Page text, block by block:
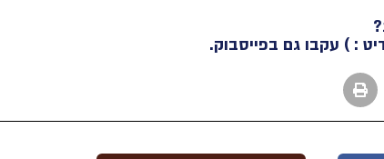
: ) עקבו גם בפייסבוק.